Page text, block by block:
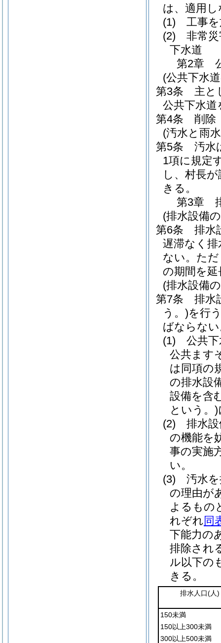
は、適用
(1)
工事
(2)
非常
下水道
第2章
(公共下水
第3条
主と
公共下水
第4条
削除
(汚水と雨
第5条
汚水
1項に規定
し、村長
きる。
第3章
(排水設備
第6条
排水
遅滞なく排
ない。 た
の期間を
(排水設備
第7条
排水
う。)を行
ばならな
(1)
公共
公共ます
は同項の
の排水設
設備を含
という。)
(2)
排水
の機能を
事の実施
い。
(3)
汚水
の理由が
よるもの
れぞれ同
下能力の
排除され
ル以下の
きる。
排水人口(人)
150未満
150以上300未満
300以上500未満